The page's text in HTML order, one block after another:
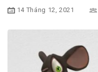
14 Tháng 12, 2021